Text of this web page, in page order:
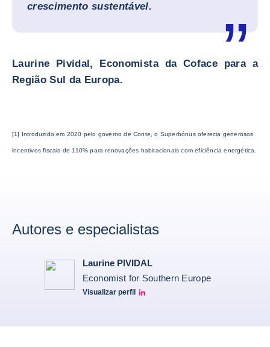
crescimento sustentável.
Laurine Pividal, Economista da Coface para a
Região Sul da Europa.
[1] Introduzido em 2020 pelo governo de Conte, o Superbónus oferecia generosos
incentivos fiscais de 110% para renovações habitacionais com eficiência energética.
Autores e especialistas
Laurine PIVIDAL
Economist for Southern Europe
Visualizar perfil
Laurine Pividal Linkedin